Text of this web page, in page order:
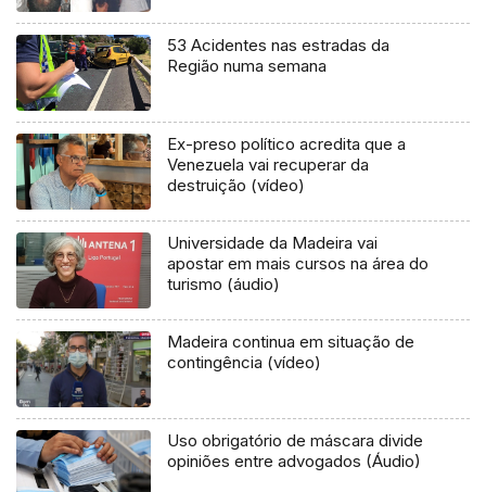
53 Acidentes nas estradas da
Região numa semana
Ex-preso político acredita que a
Venezuela vai recuperar da
destruição (vídeo)
Universidade da Madeira vai
apostar em mais cursos na área do
turismo (áudio)
Madeira continua em situação de
contingência (vídeo)
Uso obrigatório de máscara divide
opiniões entre advogados (Áudio)